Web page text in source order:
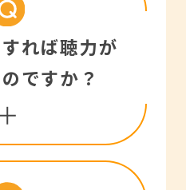
す。これに
による故障
心して使え
る電磁波は
に影響する
りません
ーカーを使
は主治医に
れば聴力が
ですか？